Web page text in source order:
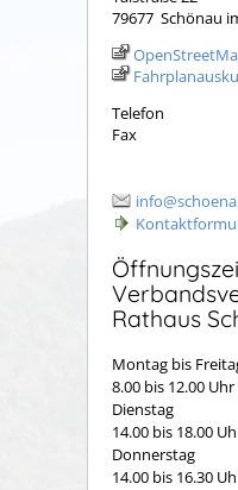
79677 Schönau
Telefon
Fax
Rathaus
Montag bis
8.00 bis 12.00 Uhr
Dienstag
14.00 bis 18.00
Donnerstag
14.00 bis 16.30